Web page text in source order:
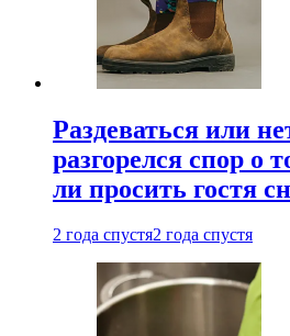
Раздеваться или
разгорелся спор о
ли просить гостя
2 года спустя2 года спустя